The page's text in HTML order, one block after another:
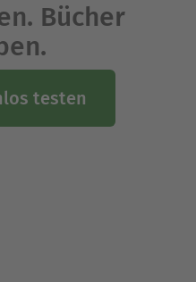
Bücher
testen